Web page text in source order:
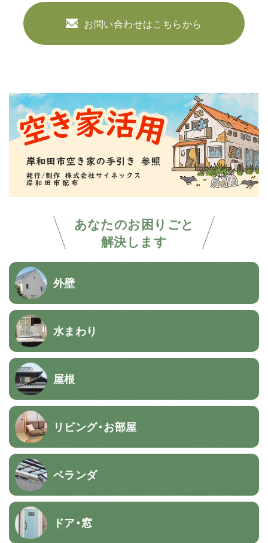
あなたのお困りごと
解決します
外壁
水まわり
屋根
リビング・お部屋
ベランダ
ドア・窓
お問い合わせはこちらから